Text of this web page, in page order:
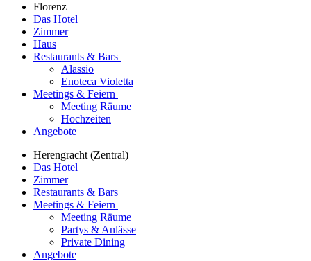
Florenz
Das Hotel
Zimmer
Haus
Restaurants & Bars
Alassio
Enoteca Violetta
Meetings & Feiern
Meeting Räume
Hochzeiten
Angebote
Herengracht (Zentral)
Das Hotel
Zimmer
Restaurants & Bars
Meetings & Feiern
Meeting Räume
Partys & Anlässe
Private Dining
Angebote